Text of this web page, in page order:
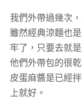
我們外帶過幾次
雖然經典涼麵也
牢了，只要去就
他們外帶包的很
皮蛋麻醬是已經
上就好。